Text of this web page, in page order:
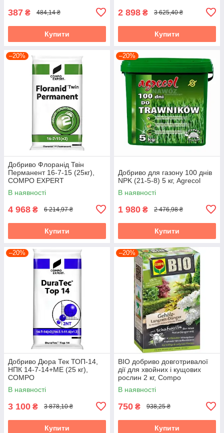
387 ₴ 484,14 ₴
Купити
2 898 ₴ 3 625,40 ₴
Купити
–20%
Добриво Флоранід Твін
Перманент 16-7-15 (25кг),
COMPO EXPERT
В наявності
4 968 ₴ 6 214,97 ₴
Купити
–20%
Добриво для газону 100 днів
NPK (21-5-8) 5 кг, Agrecol
В наявності
1 980 ₴ 2 476,98 ₴
Купити
–20%
Добриво Дюра Тек ТОП-14,
НПК 14-7-14+МЕ (25 кг),
COMPO
В наявності
3 100 ₴ 3 878,10 ₴
Купити
–20%
BIO добриво довготривалої
дії для хвойних і кущових
рослин 2 кг, Compo
В наявності
750 ₴ 938,25 ₴
Купити